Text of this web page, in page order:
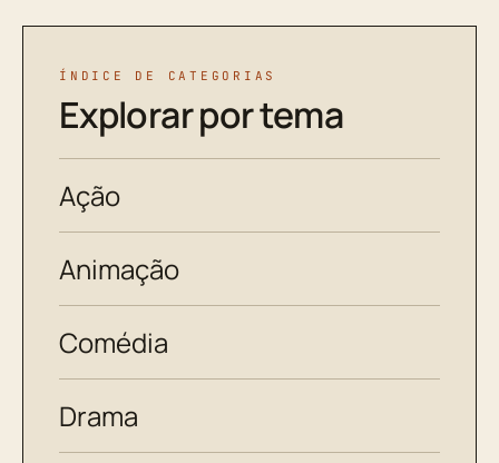
ÍNDICE DE CATEGORIAS
Explorar por tema
Ação
Animação
Comédia
Drama